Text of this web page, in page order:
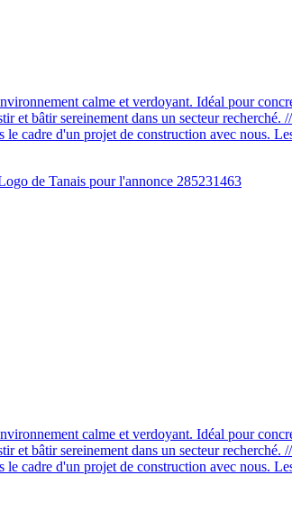
calme et verdoyant. Idéal pour
bâtir sereinement dans un secteur
cadre d'un projet de construction avec nous.
calme et verdoyant. Idéal pour
bâtir sereinement dans un secteur
cadre d'un projet de construction avec nous.